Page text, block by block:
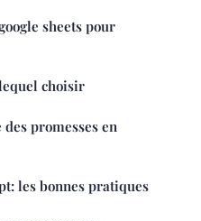
sheets pour
choisir
promesses en
les bonnes pratiques